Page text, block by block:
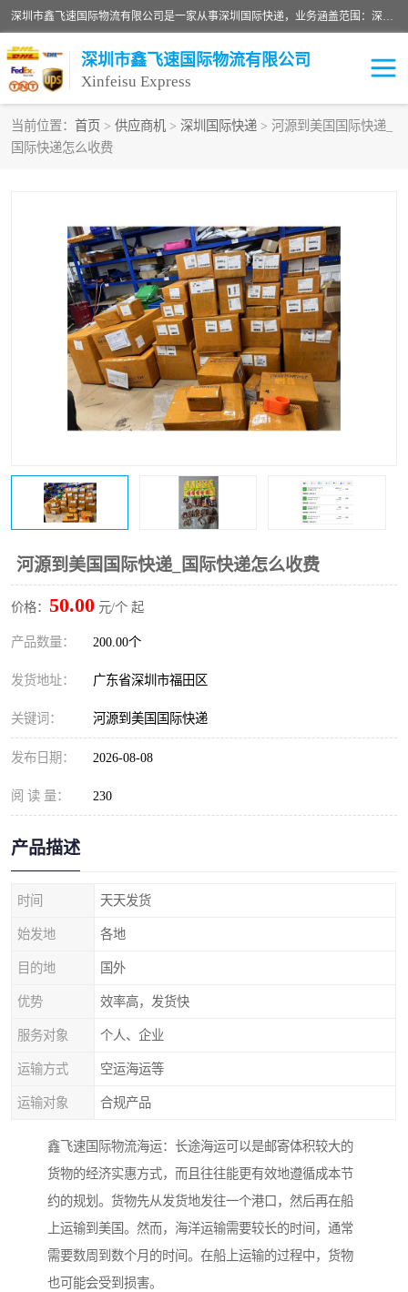
深圳市鑫飞速国际物流有限公司是一家从事深圳国际快递，业务涵盖范围：深圳DHL国际快递、深圳国际快递公司、深圳国际物流公司、深圳国际快递、深圳DHL国际快递电话可拨打全国服务热线：15019287411。欢迎各位亲来人来电到我司洽谈合作。
深圳市鑫飞速国际物流有限公司
Xinfeisu Express
当前位置： 首页 > 供应商机 > 深圳国际快递 > 河源到美国国际快递_
国际快递怎么收费
河源到美国国际快递_国际快递怎么收费
价格： 50.00 元/个 起
产品数量： 200.00个
发货地址： 广东省深圳市福田区
关键词： 河源到美国国际快递
发布日期： 2026-08-08
阅 读 量： 230
产品描述
时间 天天发货
始发地 各地
目的地 国外
优势 效率高，发货快
服务对象 个人、企业
运输方式 空运海运等
运输对象 合规产品
鑫飞速国际物流海运：长途海运可以是邮寄体积较大的
货物的经济实惠方式，而且往往能更有效地遵循成本节
约的规划。货物先从发货地发往一个港口，然后再在船
上运输到美国。然而，海洋运输需要较长的时间，通常
需要数周到数个月的时间。在船上运输的过程中，货物
也可能会受到损害。
联邦快递
深圳DHL国际快递 伊朗快递
UPS国际快递 深圳国际快递公司
深圳国际物流公司 深圳国际快递电话
DHL国际快递电话 深圳国际快递
新能源电池出口物流